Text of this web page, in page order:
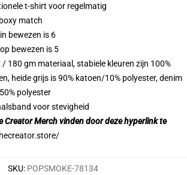
t-shirt voor regelmatig
match
bewezen is 6
bewezen is 5
180 gm materiaal, stabiele kleuren zijn 100%
heide grijs is 90% katoen/10% polyester, denim
polyester
voor stevigheid
Creator Merch vinden door deze hyperlink te
SKU: POPSMOKE-78134